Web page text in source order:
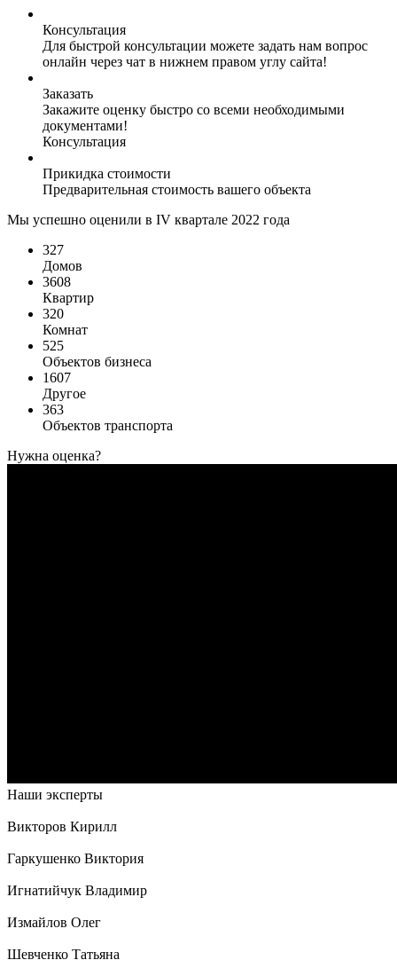
Консультация
Для быстрой консультации можете задать нам вопрос
онлайн через чат в нижнем правом углу сайта!
Заказать
Закажите оценку быстро со всеми необходимыми
документами!
Консультация
Прикидка стоимости
Предварительная стоимость вашего объекта
Мы успешно оценили в IV квартале 2022 года
327
Домов
3608
Квартир
320
Комнат
525
Объектов бизнеса
1607
Другое
363
Объектов транспорта
Нужна оценка?
Наши эксперты
Викторов Кирилл
Гаркушенко Виктория
Игнатийчук Владимир
Измайлов Олег
Шевченко Татьяна